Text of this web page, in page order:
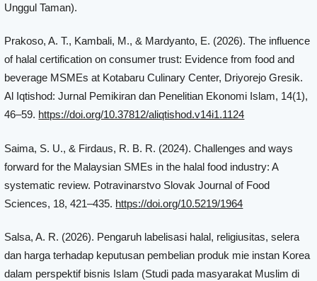
Unggul Taman).
Prakoso, A. T., Kambali, M., & Mardyanto, E. (2026). The influence
of halal certification on consumer trust: Evidence from food and
beverage MSMEs at Kotabaru Culinary Center, Driyorejo Gresik.
Al Iqtishod: Jurnal Pemikiran dan Penelitian Ekonomi Islam, 14(1),
46–59. https://doi.org/10.37812/aliqtishod.v14i1.1124
Saima, S. U., & Firdaus, R. B. R. (2024). Challenges and ways
forward for the Malaysian SMEs in the halal food industry: A
systematic review. Potravinarstvo Slovak Journal of Food
Sciences, 18, 421–435. https://doi.org/10.5219/1964
Salsa, A. R. (2026). Pengaruh labelisasi halal, religiusitas, selera
dan harga terhadap keputusan pembelian produk mie instan Korea
dalam perspektif bisnis Islam (Studi pada masyarakat Muslim di